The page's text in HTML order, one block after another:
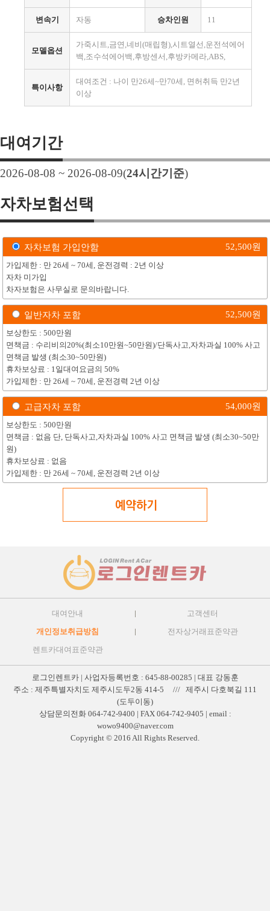
변속기 자동 승차인원 11
모델옵션
가죽시트,금연,네비(매립형),시트열선,운전석에어
백,조수석에어백,후방센서,후방카메라,ABS,
특이사항
대여조건 : 나이 만26세~만70세, 면허취득 만2년
이상
대여기간
2026-08-08 ~ 2026-08-09(24시간기준)
자차보험선택
자차보험 가입안함 52,500원
가입제한 : 만 26세 ~ 70세, 운전경력 : 2년 이상
자차 미가입
차자보험은 사무실로 문의바랍니다.
일반자차 포함 52,500원
보상한도 : 500만원
면책금 : 수리비의20%(최소10만원~50만원)/단독사고,자차과실 100% 사고
면책금 발생 (최소30~50만원)
휴차보상료 : 1일대여요금의 50%
가입제한 : 만 26세 ~ 70세, 운전경력 2년 이상
고급자차 포함 54,000원
보상한도 : 500만원
면책금 : 없음 단, 단독사고,자차과실 100% 사고 면책금 발생 (최소30~50만
원)
휴차보상료 : 없음
가입제한 : 만 26세 ~ 70세, 운전경력 2년 이상
대여안내 고객센터
개인정보취급방침 전자상거래표준약관
렌트카대여표준약관
로그인렌트카 | 사업자등록번호 : 645-88-00285 | 대표 강동훈
주소 : 제주특별자치도 제주시도두2동 414-5 /// 제주시 다호북길 111
(도두이동)
상담문의전화 064-742-9400 | FAX 064-742-9405 | email :
wowo9400@naver.com
Copyright © 2016 All Rights Reserved.